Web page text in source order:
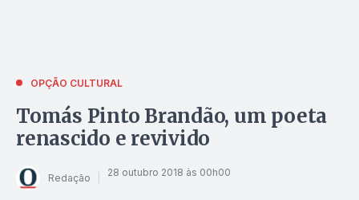
OPÇÃO CULTURAL
Tomás Pinto Brandão, um poeta
renascido e revivido
Redação 28 outubro 2018 às 00h00